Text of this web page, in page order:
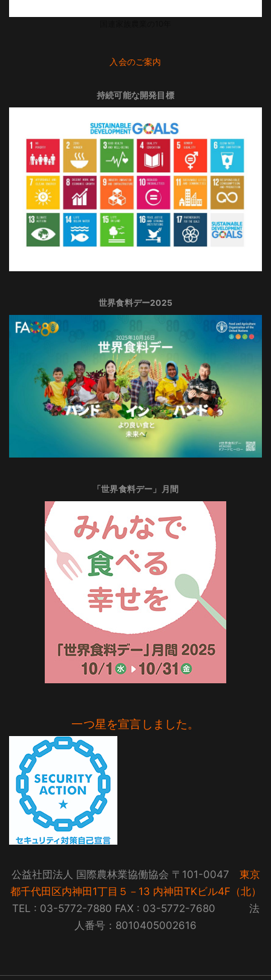
入会のご案内
持続可能な開発目標
世界食料デー2025
「世界食料デー」月間
一つ星を宣言しました。
公益社団法人 国際農林業協働協会 〒101-0047 東京
都千代田区内神田1丁目５－13 内神田TKビル4F（北）
TEL : 03-5772-7880 FAX : 03-5772-7680 法
人番号：8010405002616